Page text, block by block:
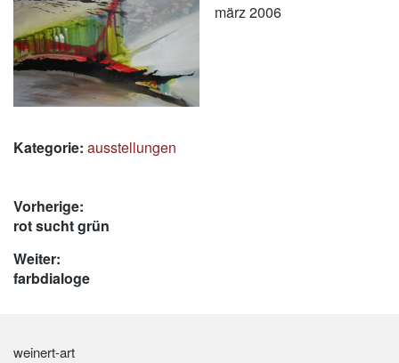
märz 2006
Kategorie: ausstellungen
Beitrags-
Navigation
Vorherige:
Vorheriger
rot sucht grün
Weiter:
Nächster
farbdialoge
weinert-art